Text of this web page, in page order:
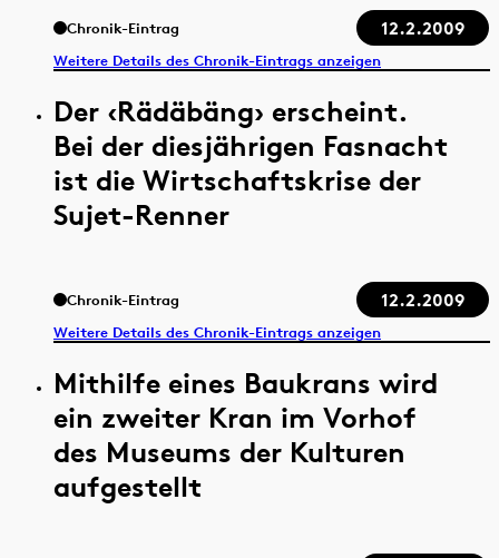
Chronik-Eintrag 12.2.2009
Weitere Details des Chronik-Eintrags anzeigen
Der ‹Rädäbäng› erscheint.
Bei der diesjährigen Fasnacht
ist die Wirtschaftskrise der
Sujet-Renner
Chronik-Eintrag 12.2.2009
Weitere Details des Chronik-Eintrags anzeigen
Mithilfe eines Baukrans wird
ein zweiter Kran im Vorhof
des Museums der Kulturen
aufgestellt